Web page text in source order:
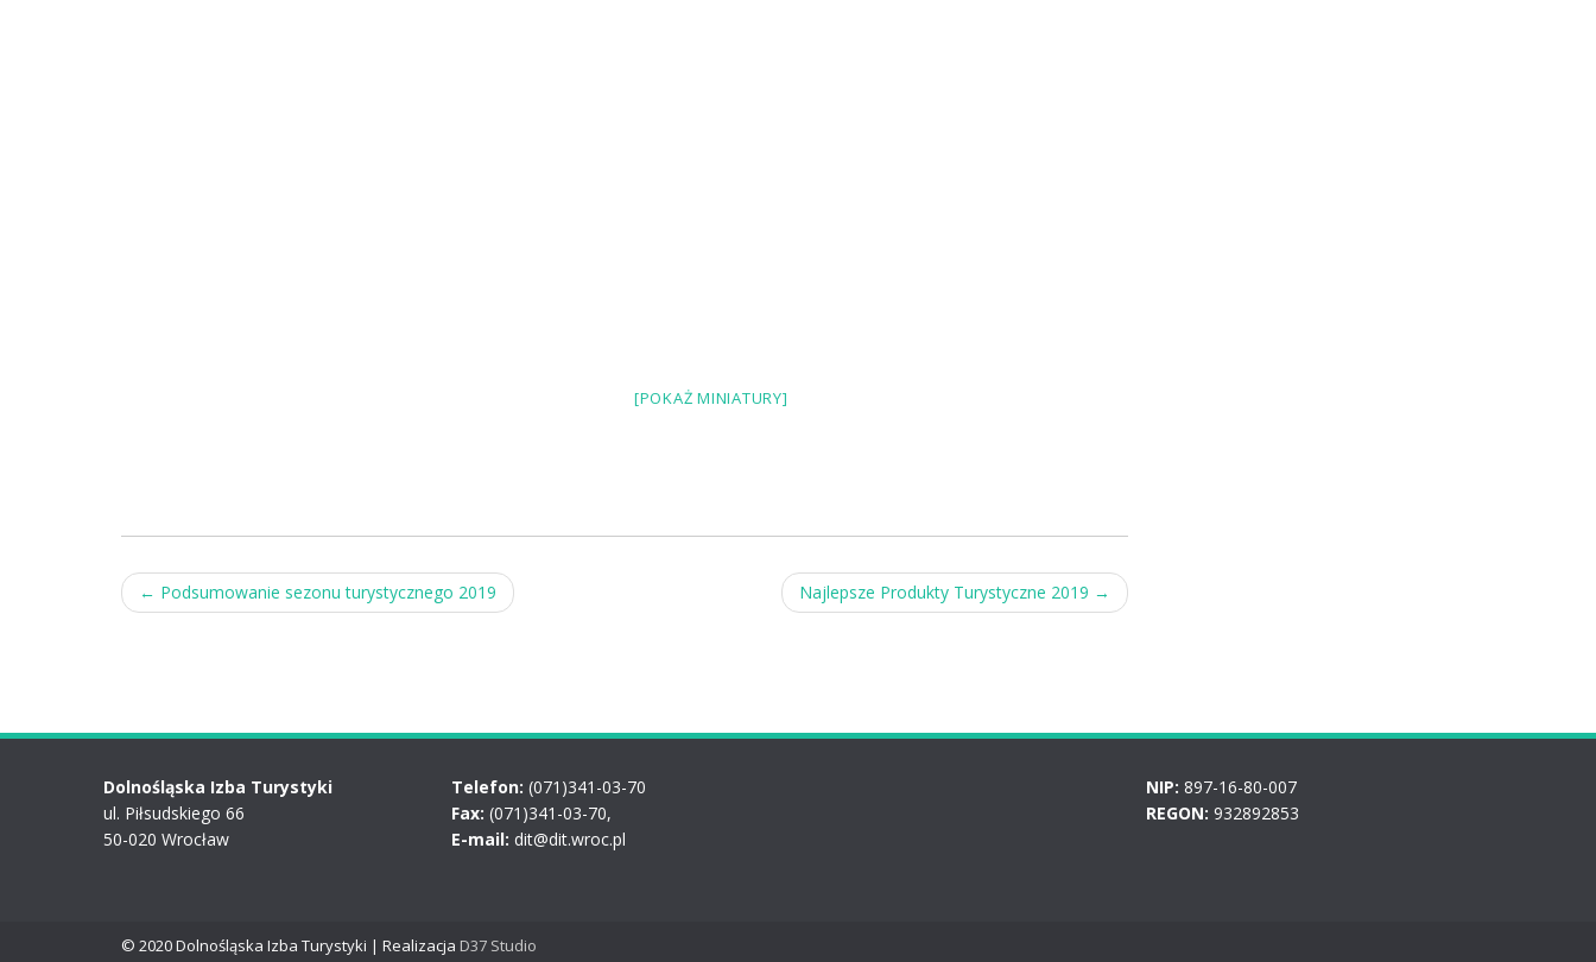
[POKAŻ MINIATURY]
Post
← Podsumowanie sezonu turystycznego 2019 Najlepsze Produkty Turystyczne 2019 →
Dolnośląska Izba Turystyki
ul. Piłsudskiego 66
50-020 Wrocław
Telefon: (071)341-03-70
Fax: (071)341-03-70,
E-mail: dit@dit.wroc.pl
NIP: 897-16-80-007
REGON: 932892853
© 2020 Dolnośląska Izba Turystyki | Realizacja D37 Studio